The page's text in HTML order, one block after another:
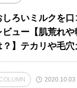
しろいミルクを口
ビュー【肌荒れ
？】テカリや毛
リクシール ルフ
COLUMN 2020.10.03